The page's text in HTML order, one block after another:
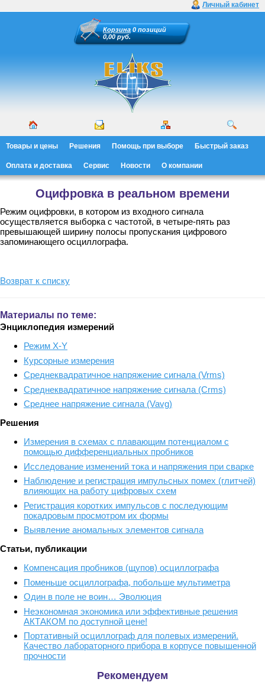
Личный кабинет
Корзина 0 позиций
0,00 руб.
Товары и цены Решения Помощь при выборе Быстрый заказ
Оплата и доставка Сервис Новости О компании
Оцифровка в реальном времени
Режим оцифровки, в котором из входного сигнала
осуществляется выборка с частотой, в четыре-пять раз
превышающей ширину полосы пропускания цифрового
запоминающего осциллографа.
Возврат к списку
Материалы по теме:
Энциклопедия измерений
Режим X-Y
Курсорные измерения
Среднеквадратичное напряжение сигнала (Vrms)
Среднеквадратичное напряжение сигнала (Crms)
Среднее напряжение сигнала (Vavg)
Решения
Измерения в схемах с плавающим потенциалом с
помощью дифференциальных пробников
Исследование изменений тока и напряжения при сварке
Наблюдение и регистрация импульсных помех (глитчей)
влияющих на работу цифровых схем
Регистрация коротких импульсов с последующим
покадровым просмотром их формы
Выявление аномальных элементов сигнала
Статьи, публикации
Компенсация пробников (щупов) осциллографа
Поменьше осциллографа, побольше мультиметра
Один в поле не воин… Эволюция
Неэкономная экономика или эффективные решения
АКТАКОМ по доступной цене!
Портативный осциллограф для полевых измерений.
Качество лабораторного прибора в корпусе повышенной
прочности
Рекомендуем